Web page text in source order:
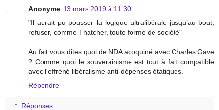
Anonyme 13 mars 2019 à 11:30
"Il aurait pu pousser la logique ultralibérale jusqu’au bout,
refuser, comme Thatcher, toute forme de société"
Au fait vous dites quoi de NDA acoquiné avec Charles Gave
? Comme quoi le souverainisme est tout à fait compatible
avec l'effréné libéralisme anti-dépenses étatiques.
Répondre
Réponses